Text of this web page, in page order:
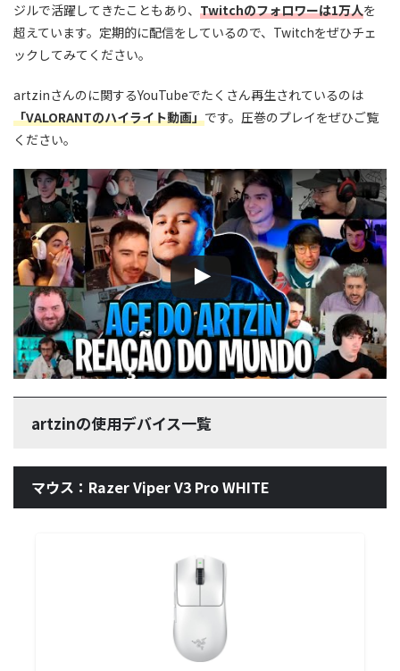
ジルで活躍してきたこともあり、 Twitchのフォロワーは1万人を
超えています。定期的に配信をしているので、Twitchをぜひチェ
ックしてみてください。
artzinさんのに関するYouTubeでたくさん再生されているのは
「VALORANTのハイライト動画」です。圧巻のプレイをぜひご覧
ください。
この動画を YouTube で視聴
artzinの使用デバイス一覧
マウス：Razer Viper V3 Pro WHITE